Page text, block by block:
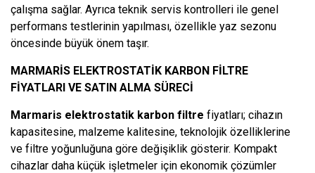
çalışma sağlar. Ayrıca teknik servis kontrolleri ile genel
performans testlerinin yapılması, özellikle yaz sezonu
öncesinde büyük önem taşır.
MARMARIS ELEKTROSTATIK KARBON FILTRE
FIYATLARI VE SATIN ALMA SÜRECI
Marmaris elektrostatik karbon filtre fiyatları; cihazın
kapasitesine, malzeme kalitesine, teknolojik özelliklerine
ve filtre yoğunluğuna göre değişiklik gösterir. Kompakt
cihazlar daha küçük işletmeler için ekonomik çözümler